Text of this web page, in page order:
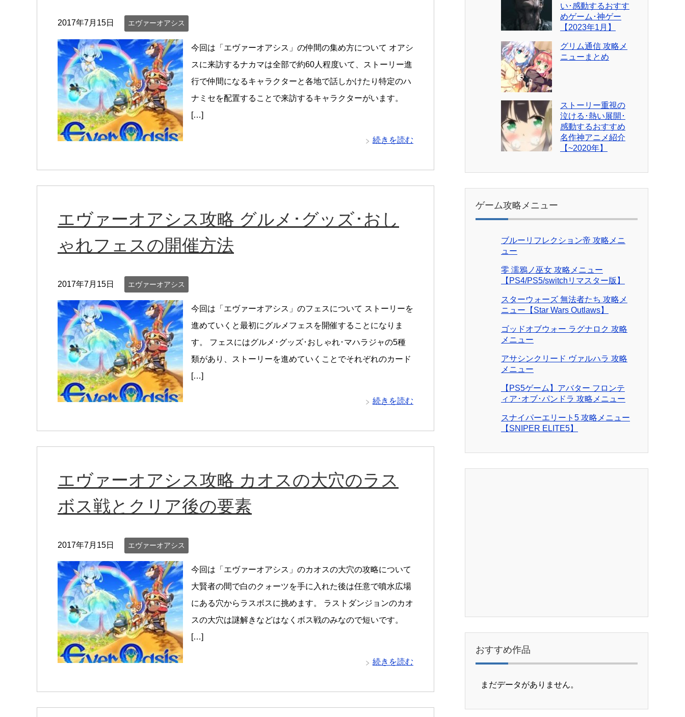
2017年7月15日 エヴァーオアシス
今回は「エヴァーオアシス」の仲間の集め方について オアシ
スに来訪するナカマは全部で約60人程度いて、ストーリー進
行で仲間になるキャラクターと各地で話しかけたり特定のハ
ナミセを配置することで来訪するキャラクターがいます。
[…]
続きを読む
エヴァーオアシス攻略 グルメ･グッズ･おし
ゃれフェスの開催方法
2017年7月15日 エヴァーオアシス
今回は「エヴァーオアシス」のフェスについて ストーリーを
進めていくと最初にグルメフェスを開催することになりま
す。 フェスにはグルメ･グッズ･おしゃれ･マハラジャの5種
類があり、ストーリーを進めていくことでそれぞれのカード
[…]
続きを読む
エヴァーオアシス攻略 カオスの大穴のラス
ボス戦とクリア後の要素
2017年7月15日 エヴァーオアシス
今回は「エヴァーオアシス」のカオスの大穴の攻略について
大賢者の間で白のクォーツを手に入れた後は任意で噴水広場
にある穴からラスボスに挑めます。 ラストダンジョンのカオ
スの大穴は謎解きなどはなくボス戦のみなので短いです。
[…]
続きを読む
い･感動するおすす
めゲーム･神ゲー
【2023年1月】
グリム通信 攻略メ
ニューまとめ
ストーリー重視の
泣ける･熱い展開･
感動するおすすめ
名作神アニメ紹介
【~2020年】
ゲーム攻略メニュー
ブルーリフレクション帝 攻略メニ
ュー
零 濡鴉ノ巫女 攻略メニュー
【PS4/PS5/switchリマスター版】
スターウォーズ 無法者たち 攻略メ
ニュー【Star Wars Outlaws】
ゴッドオブウォー ラグナロク 攻略
メニュー
アサシンクリード ヴァルハラ 攻略
メニュー
【PS5ゲーム】アバター フロンテ
ィア･オブ･パンドラ 攻略メニュー
スナイパーエリート5 攻略メニュー
【SNIPER ELITE5】
おすすめ作品
まだデータがありません。